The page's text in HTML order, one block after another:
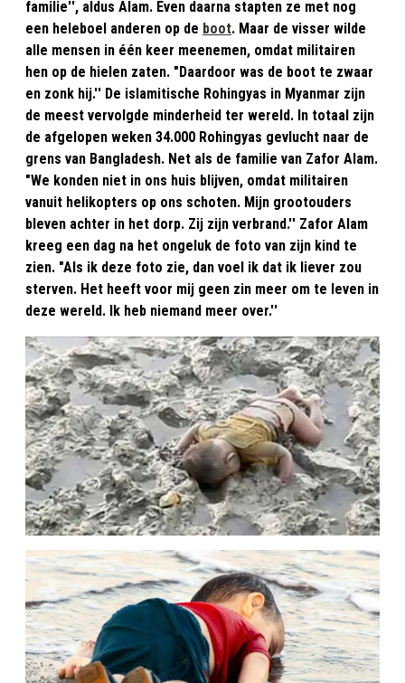
familie'', aldus Alam. Even daarna stapten ze met nog
een heleboel anderen op de boot. Maar de visser wilde
alle mensen in één keer meenemen, omdat militairen
hen op de hielen zaten. "Daardoor was de boot te zwaar
en zonk hij.'' De islamitische Rohingyas in Myanmar zijn
de meest vervolgde minderheid ter wereld. In totaal zijn
de afgelopen weken 34.000 Rohingyas gevlucht naar de
grens van Bangladesh. Net als de familie van Zafor Alam.
"We konden niet in ons huis blijven, omdat militairen
vanuit helikopters op ons schoten. Mijn grootouders
bleven achter in het dorp. Zij zijn verbrand.'' Zafor Alam
kreeg een dag na het ongeluk de foto van zijn kind te
zien. "Als ik deze foto zie, dan voel ik dat ik liever zou
sterven. Het heeft voor mij geen zin meer om te leven in
deze wereld. Ik heb niemand meer over.''